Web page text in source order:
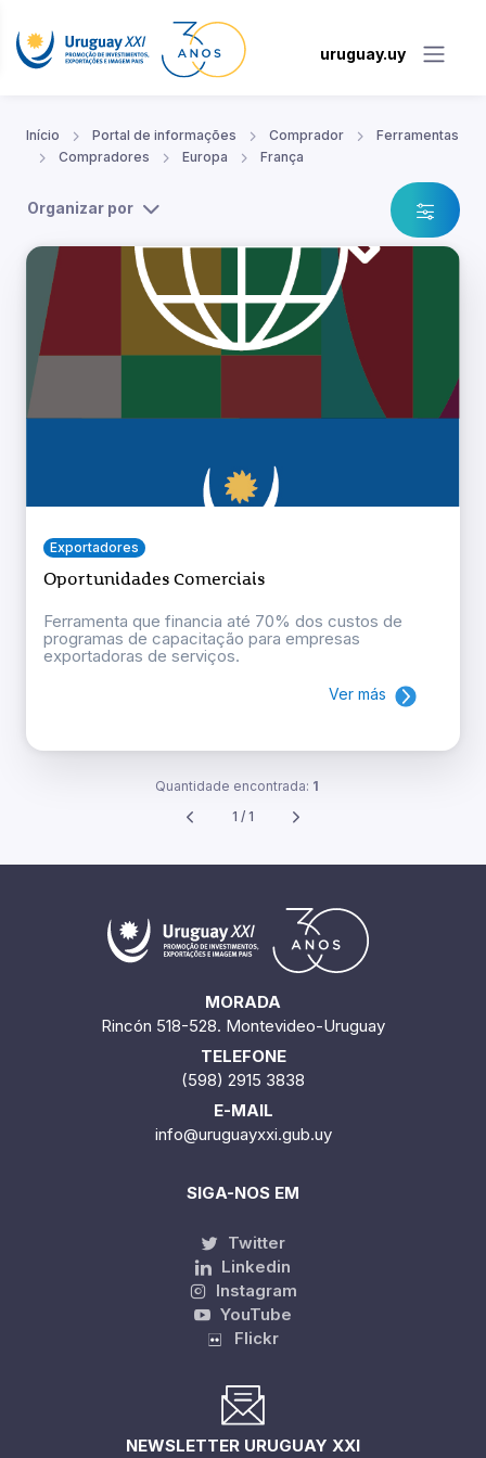
uruguay.uy
Início Portal de informações Comprador
Ferramentas
Compradores
Europa França
Organizar por
Exportadores
Oportunidades Comerciais
Ferramenta que financia até 70% dos custos de
programas de capacitação para empresas
exportadoras de serviços.
Ver más
Quantidade encontrada: 1
1 / 1
MORADA
Rincón 518-528. Montevideo-Uruguay
TELEFONE
(598) 2915 3838
E-MAIL
info@uruguayxxi.gub.uy
SIGA-NOS EM
Twitter
Linkedin
Instagram
YouTube
Flickr
NEWSLETTER URUGUAY XXI